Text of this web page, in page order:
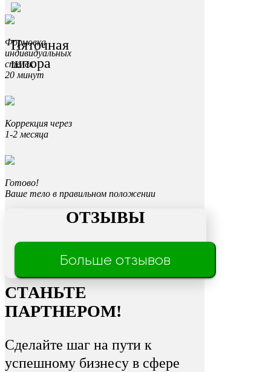
Пяточная
шпора
Трещины
на пятках
Формовка
индивидуальных
стелек
20 минут
Коррекция через
1-2 месяца
Готово!
Ваше тело в правильном положении
ОТЗЫВЫ
Больше отзывов
СТАНЬТЕ
ПАРТНЕРОМ!
Сделайте шаг на пути к
успешному бизнесу в сфере